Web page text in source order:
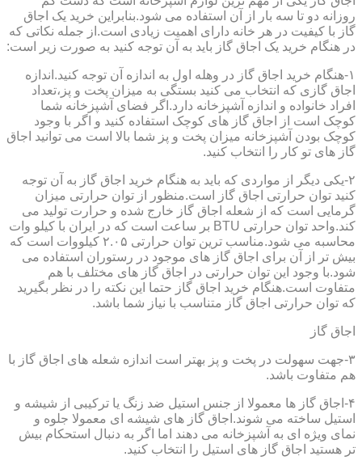
روزانه دو تا سه بار از آن استفاده می شود.بنابراین خرید یک اجاق
گاز با کیفیت در هر خانه دارای اهمیت زیادی است.از جمله نکاتی که
در هنگام خرید یک اجاق گاز باید به آن توجه کنید به صورت زیر است:
۱-هنگام خرید اجاق گاز در وهله اول به اندازه آن توجه کنید.اندازه
اجاق گازی که انتخاب می کنید بستگی به میزان پخت و پز،تعداد
افراد خانواده و اندازه آشپزخانه دارد.اگر فضای آشپزخانه شما
کوچک است از اجاق گاز های کوچک استفاده کنید و اگر با وجود
کوچک بودن آشپزخانه میزان پخت و پز شما بالا است می توانید اجاق
گاز های تو کار را انتخاب کنید.
۲-یکی دیگر از مواردی که باید به هنگام خرید اجاق گاز به آن توجه
کنید توان حرارتی اجاق گاز است.منظور از توان حرارتی میزان
گرمایی است که از شعله اجاق گاز خارج شده و حرارت تولید می
کند.واحد توان حرارتی BTU بر ساعت است که در ایران با کیلو وات
محاسبه می شود.مناسب ترین توان حرارتی ۲.۰۵ کیلووات است که
بیش تر از آن برای اجاق گاز های موجود در رستوران استفاده می
شود.با وجود این توان حرارتی در اجاق گاز های مختلف با هم
متفاوت است.هنگام خرید اجاق گاز حتما این نکته را در نظر بگیرید
که توان حرارتی اجاق گاز متناسب با نیاز شما باشد.
اجاق گاز
۳-جهت سهولت در پخت و پز بهتر است اندازه شعله های اجاق گاز با
هم متفاوت باشد.
۴-اجاق گاز ها معمولا از جنس استیل ضد زنگ یا ترکیبی از شیشه و
استیل ساخته می شوند.اجاق گاز های شیشه ای معمولا جلوه و
نمای ویژه ای به آشپزخانه می دهند اما اگر به دنبال استحکام بیش
تر هستید اجاق گاز های استیل را انتخاب کنید.